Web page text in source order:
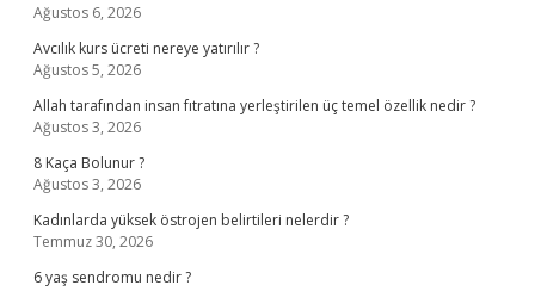
Ağustos 6, 2026
Avcılık kurs ücreti nereye yatırılır ?
Ağustos 5, 2026
Allah tarafından insan fıtratına yerleştirilen üç temel özellik nedir ?
Ağustos 3, 2026
8 Kaça Bolunur ?
Ağustos 3, 2026
Kadınlarda yüksek östrojen belirtileri nelerdir ?
Temmuz 30, 2026
6 yaş sendromu nedir ?